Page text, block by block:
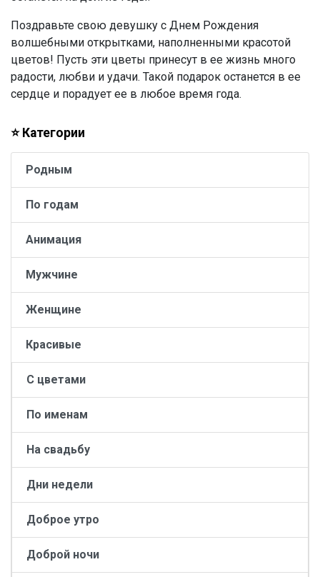
Поздравьте свою девушку с Днем Рождения
волшебными открытками, наполненными красотой
цветов! Пусть эти цветы принесут в ее жизнь много
радости, любви и удачи. Такой подарок останется в ее
сердце и порадует ее в любое время года.
⭐ Категории
Родным
По годам
Анимация
Мужчине
Женщине
Красивые
С цветами
По именам
На свадьбу
Дни недели
Доброе утро
Доброй ночи